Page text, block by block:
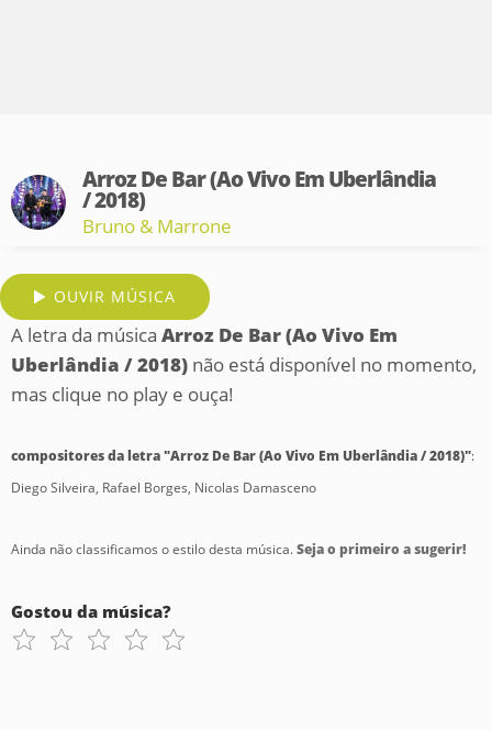
Arroz De Bar (Ao Vivo Em Uberlândia
/ 2018)
Bruno & Marrone
OUVIR MÚSICA
A letra da música Arroz De Bar (Ao Vivo Em
Uberlândia / 2018) não está disponível no momento,
mas clique no play e ouça!
compositores da letra "Arroz De Bar (Ao Vivo Em Uberlândia / 2018)":
Diego Silveira, Rafael Borges, Nicolas Damasceno
Ainda não classificamos o estilo desta música.Seja o primeiro a sugerir!
Gostou da música?